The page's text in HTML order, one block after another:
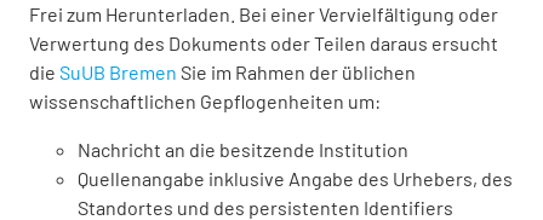
Frei zum Herunterladen. Bei einer Vervielfältigung oder
Verwertung des Dokuments oder Teilen daraus ersucht
die SuUB Bremen Sie im Rahmen der üblichen
wissenschaftlichen Gepflogenheiten um:
Nachricht an die besitzende Institution
Quellenangabe inklusive Angabe des Urhebers, des
Standortes und des persistenten Identifiers